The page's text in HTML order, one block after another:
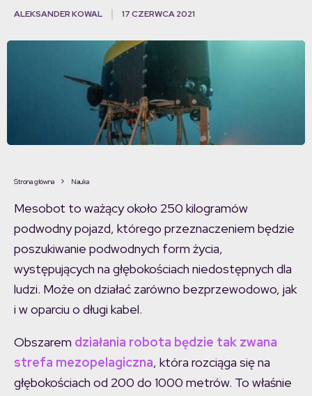
ALEKSANDER KOWAL 17 CZERWCA 2021
Strona główna Nauka
Mesobot to ważący około 250 kilogramów
podwodny pojazd, którego przeznaczeniem będzie
poszukiwanie podwodnych form życia,
występujących na głębokościach niedostępnych dla
ludzi. Może on działać zarówno bezprzewodowo, jak
i w oparciu o długi kabel.
Obszarem działania robota będzie tak zwana
strefa mezopelagiczna, która rozciąga się na
głębokościach od 200 do 1000 metrów. To właśnie